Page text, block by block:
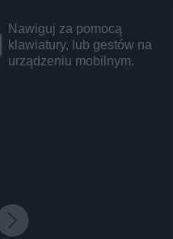
Nawiguj za pomocą
klawiatury, lub gestów na
urządzeniu mobilnym.